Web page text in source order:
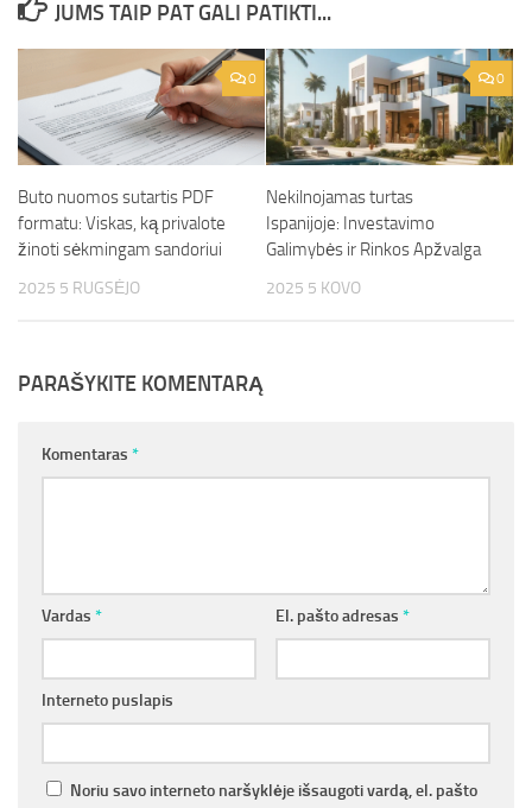
JUMS TAIP PAT GALI PATIKTI...
0
Buto nuomos sutartis PDF
formatu: Viskas, ką privalote
žinoti sėkmingam sandoriui
2025 5 RUGSĖJO
0
Nekilnojamas turtas
Ispanijoje: Investavimo
Galimybės ir Rinkos Apžvalga
2025 5 KOVO
PARAŠYKITE KOMENTARĄ
Komentaras *
Vardas * El. pašto adresas *
Interneto puslapis
Noriu savo interneto naršyklėje išsaugoti vardą, el. pašto